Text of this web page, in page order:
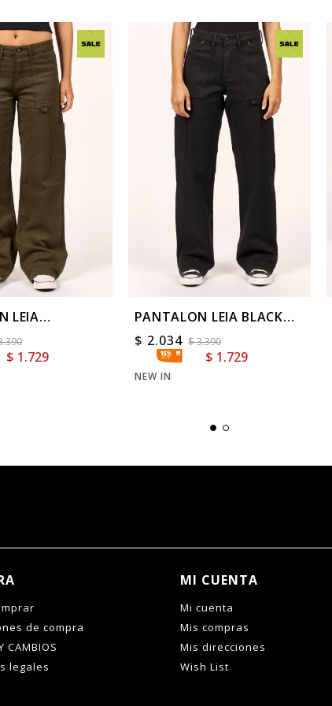
LEIA
$ 1.729
PANTALON LEIA BLACK
CARPENTER
$ 2.034 $3.390
$ 1.729
NEW IN
de compra
CAMBIOS
legales
MI CUENTA
Mi cuenta
Mis compras
Mis direcciones
Wish List